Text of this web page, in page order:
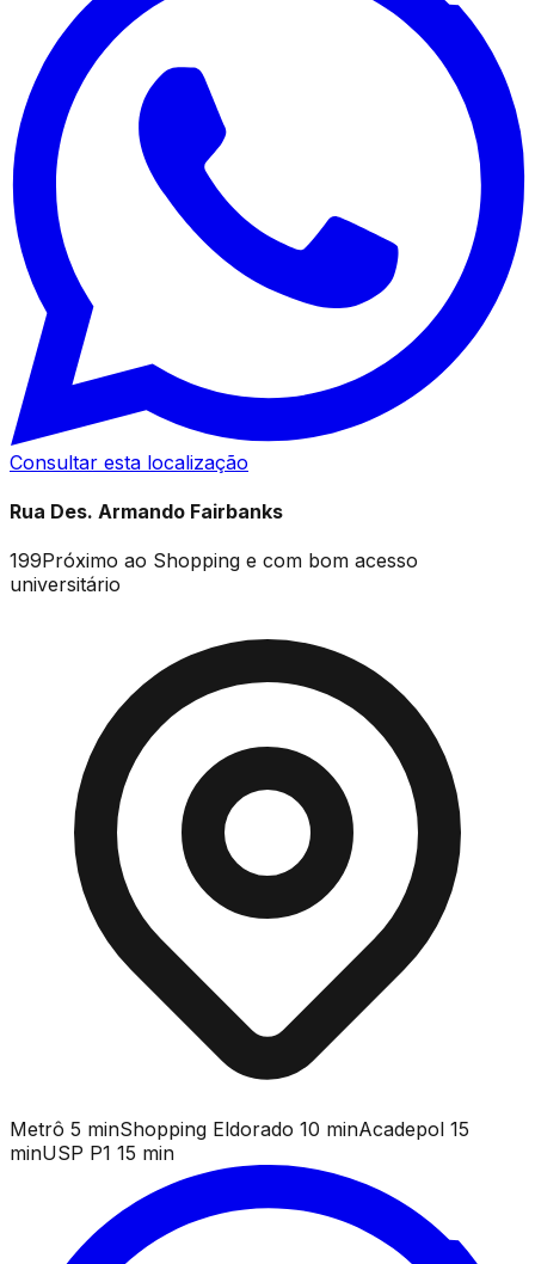
Consultar esta localização
Rua Des. Armando Fairbanks
199Próximo ao Shopping e com bom acesso
universitário
Metrô 5 minShopping Eldorado 10 minAcadepol 15
minUSP P1 15 min